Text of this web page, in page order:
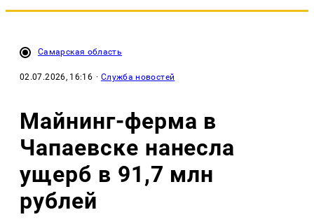
Самарская область
02.07.2026, 16:16 · Служба новостей
Майнинг-ферма в
Чапаевске нанесла
ущерб в 91,7 млн
рублей